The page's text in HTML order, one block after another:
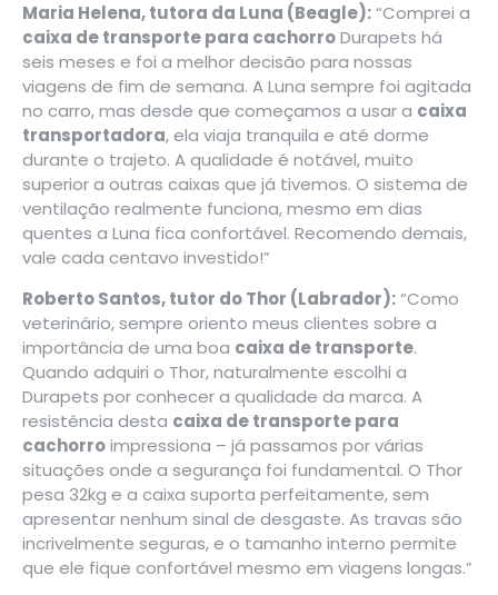
Maria Helena, tutora da Luna (Beagle):“Comprei a
caixa de transporte para cachorroDurapets há
seis meses e foi a melhor decisão para nossas
viagens de fim de semana. A Luna sempre foi agitada
no carro, mas desde que começamos a usar a caixa
transportadora, ela viaja tranquila e até dorme
durante o trajeto. A qualidade é notável, muito
superior a outras caixas que já tivemos. O sistema de
ventilação realmente funciona, mesmo em dias
quentes a Luna fica confortável. Recomendo demais,
vale cada centavo investido!”
Roberto Santos, tutor do Thor (Labrador):“Como
veterinário, sempre oriento meus clientes sobre a
importância de uma boa caixa de transporte.
Quando adquiri o Thor, naturalmente escolhi a
Durapets por conhecer a qualidade da marca. A
resistência desta caixa de transporte para
cachorroimpressiona – já passamos por várias
situações onde a segurança foi fundamental. O Thor
pesa 32kg e a caixa suporta perfeitamente, sem
apresentar nenhum sinal de desgaste. As travas são
incrivelmente seguras, e o tamanho interno permite
que ele fique confortável mesmo em viagens longas.”